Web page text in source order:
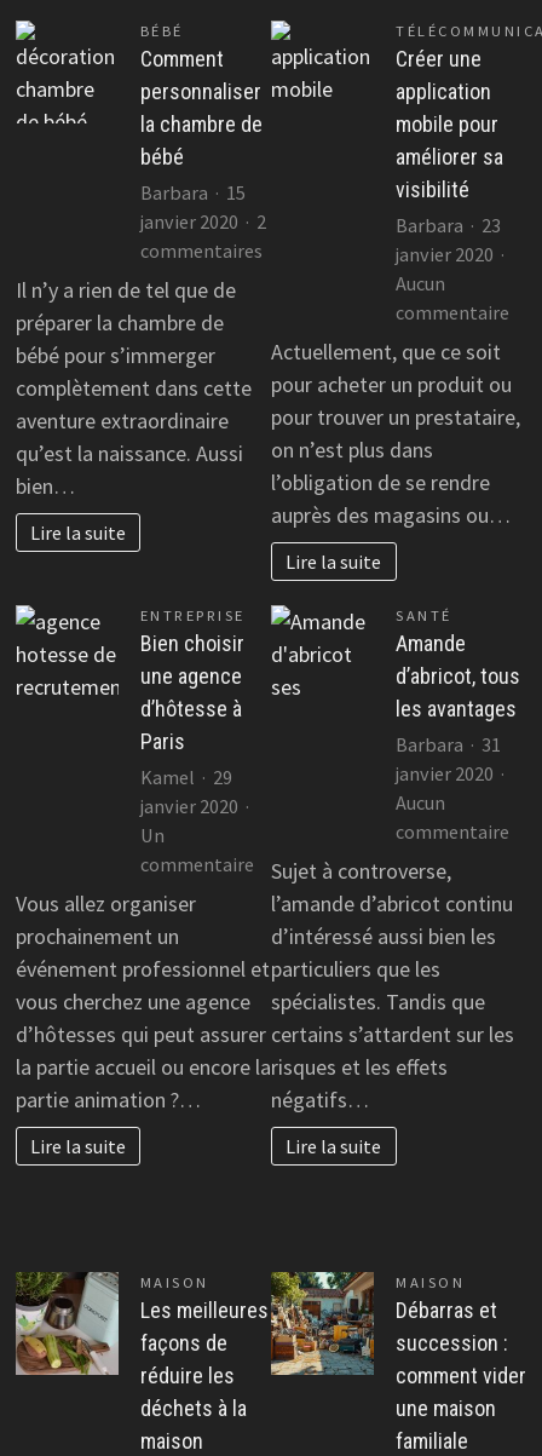
BÉBÉ
Comment
personnaliser
la chambre de
bébé
Barbara
15
janvier 2020
2
commentairessur
chambre
de
bébé
Il n’y a rien de tel que de
préparer la chambre de
bébé pour s’immerger
complètement dans cette
aventure extraordinaire
qu’est la naissance. Aussi
bien…
Lire la suite
Créer une
application
mobile pour
améliorer sa
visibilité
Barbara
23
janvier 2020
Aucun
commentaire
Actuellement, que ce soit
pour acheter un produit ou
pour trouver un prestataire,
on n’est plus dans
l’obligation de se rendre
auprès des magasins ou…
Lire la suite
ENTREPRISE
Bien choisir
une agence
d’hôtesse à
Paris
Kamel
29
janvier 2020
Un
commentairesur
Bien
une
agence
d’hôtesse
à
Paris
Vous allez organiser
prochainement un
événement professionnel et
vous cherchez une agence
d’hôtesses qui peut assurer
la partie accueil ou encore la
partie animation ?…
Lire la suite
SANTÉ
Amande
d’abricot, tous
les avantages
Barbara
31
janvier 2020
Aucun
commentaire
Sujet à controverse,
l’amande d’abricot continu
d’intéressé aussi bien les
particuliers que les
spécialistes. Tandis que
certains s’attardent sur les
risques et les effets
négatifs…
Lire la suite
MAISON
Les meilleures
façons de
réduire les
déchets à la
maison
MAISON
Débarras et
succession :
comment vider
une maison
familiale